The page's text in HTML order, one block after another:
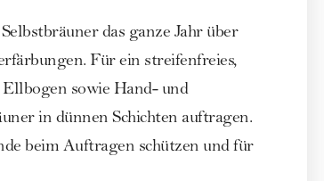
das ganze Jahr über
Für ein streifenfreies,
sowie Hand- und
in dünnen Schichten auftragen.
beim Auftragen schützen und für